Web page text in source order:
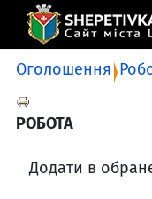
Оголошення
РОБОТА
Додати в